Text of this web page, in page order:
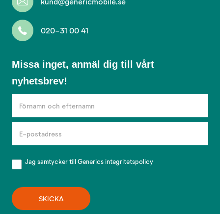
020-31 00 41
anmäl
dig
till
vårt
nyhetsbrev!
Missa inget, anmäl dig till vårt
nyhetsbrev!
Jag samtycker till Genericsintegritetspolicy
SKICKA